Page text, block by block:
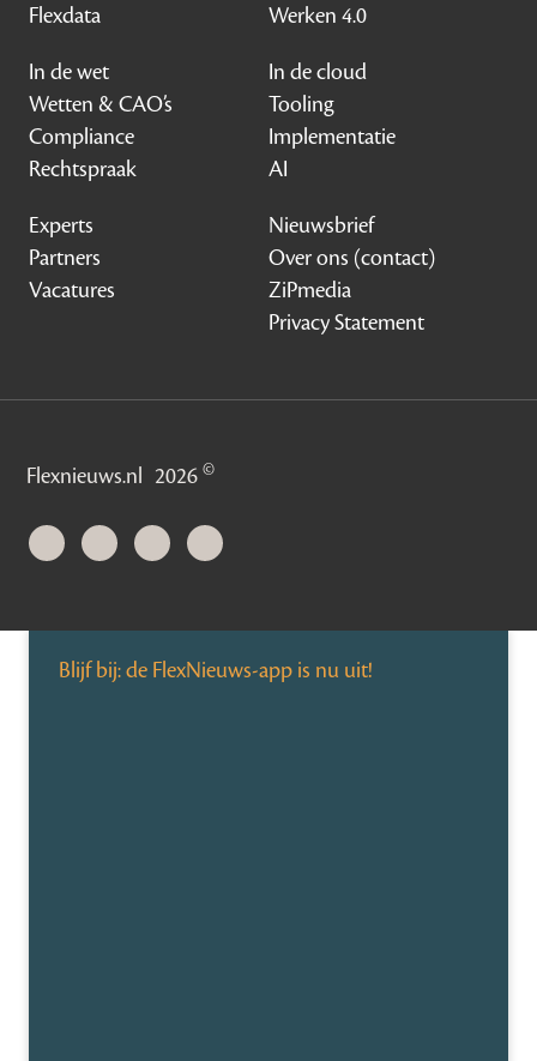
Flexdata
Werken 4.0
In de wet
Wetten & CAO’s
Compliance
Rechtspraak
In de cloud
Tooling
Implementatie
AI
Experts
Partners
Vacatures
Nieuwsbrief
Over ons (contact)
ZiPmedia
Privacy Statement
Flexnieuws.nl 2026©
Blijf bij: de FlexNieuws-app is nu uit!